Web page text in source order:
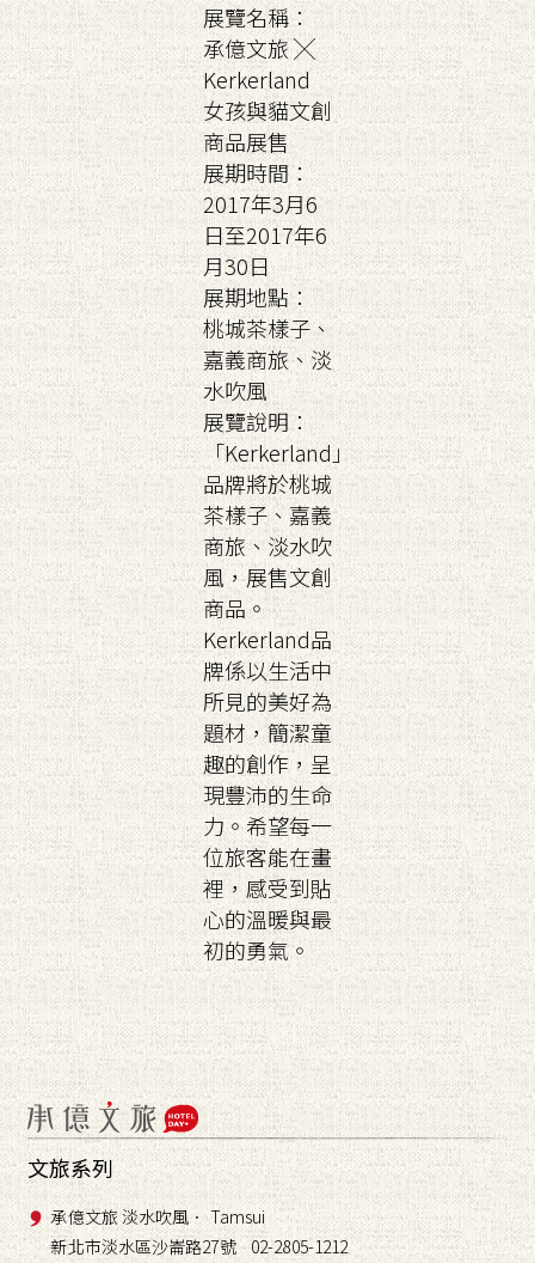
展覽名稱：
承億文旅 ╳
Kerkerland
女孩與貓文創
商品展售
展期時間：
2017年3月6
日至2017年6
月30日
展期地點：
桃城茶樣子、
嘉義商旅、淡
水吹風
展覽說明：
「Kerkerland」
品牌將於桃城
茶樣子、嘉義
商旅、淡水吹
風，展售文創
商品。
Kerkerland品
牌係以生活中
所見的美好為
題材，簡潔童
趣的創作，呈
現豐沛的生命
力。希望每一
位旅客能在畫
裡，感受到貼
心的溫暖與最
初的勇氣。
文旅系列
承億文旅 淡水吹風． Tamsui
新北市淡水區沙崙路27號 02-2805-1212